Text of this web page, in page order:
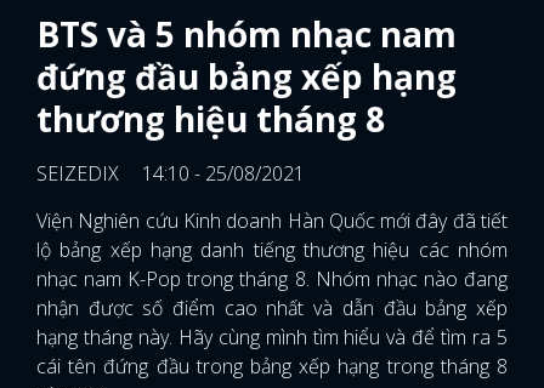
BTS và 5 nhóm nhạc nam
đứng đầu bảng xếp hạng
thương hiệu tháng 8
SEIZEDIX
14:10 - 25/08/2021
Viện Nghiên cứu Kinh doanh Hàn Quốc mới đây đã tiết
lộ bảng xếp hạng danh tiếng thương hiệu các nhóm
nhạc nam K-Pop trong tháng 8. Nhóm nhạc nào đang
nhận được số điểm cao nhất và dẫn đầu bảng xếp
hạng tháng này. Hãy cùng mình tìm hiểu và để tìm ra 5
cái tên đứng đầu trong bảng xếp hạng trong tháng 8